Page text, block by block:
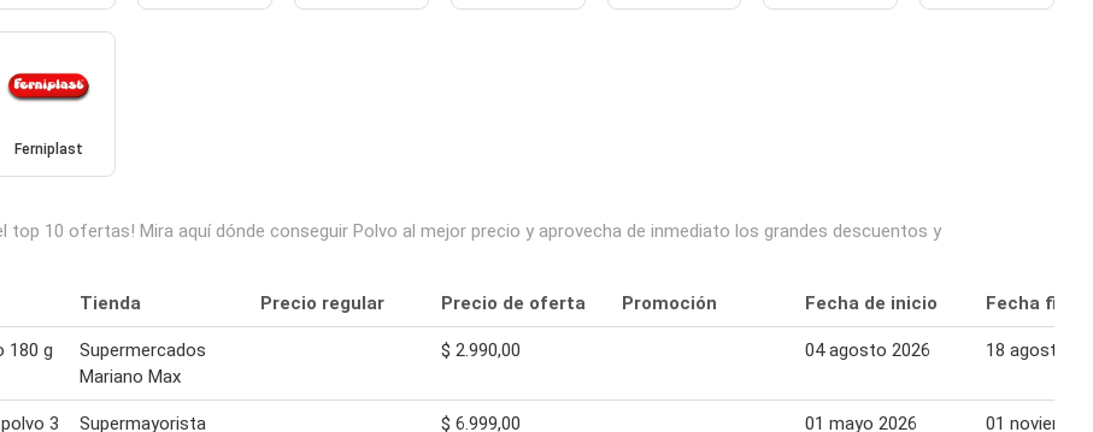
Ferniplast
10 ofertas! Mira aquí dónde conseguir Polvo al mejor precio y aprovecha de inmediato los grandes descuentos y
Tienda Precio regular Precio de oferta Promoción Fecha de inicio Fecha final
180 g
Supermercados
Mariano Max
$ 2.990,00 04 agosto 2026 18 agosto
3 Supermayorista $ 6.999,00 01 mayo 2026 01